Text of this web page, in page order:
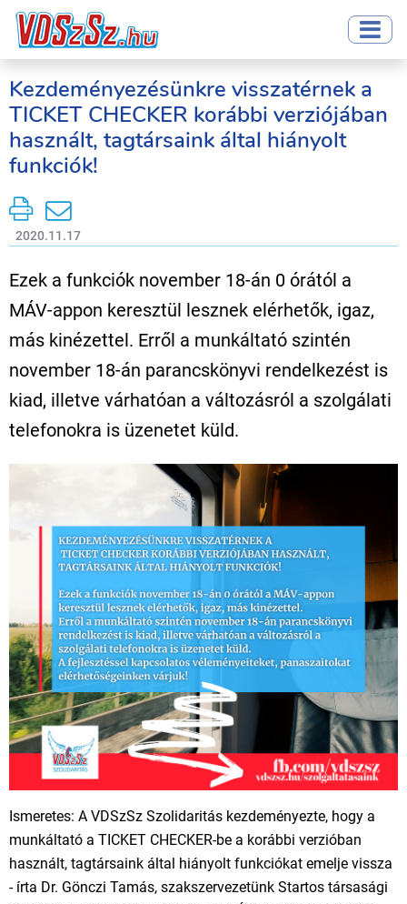
Kezdeményezésünkre visszatérnek a
TICKET CHECKER korábbi verziójában
használt, tagtársaink által hiányolt
funkciók!
2020.11.17
Ezek a funkciók november 18-án 0 órától a
MÁV-appon keresztül lesznek elérhetők, igaz,
más kinézettel. Erről a munkáltató szintén
november 18-án parancskönyvi rendelkezést is
kiad, illetve várhatóan a változásról a szolgálati
telefonokra is üzenetet küld.
Ismeretes: A VDSzSz Szolidaritás kezdeményezte, hogy a
munkáltató a TICKET CHECKER-be a korábbi verzióban
használt, tagtársaink által hiányolt funkciókat emelje vissza
- írta Dr. Gönczi Tamás, szakszervezetünk Startos társasági